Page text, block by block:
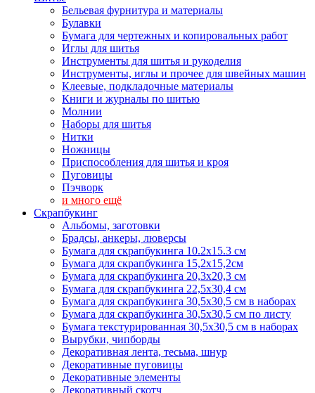
Бельевая фурнитура и материалы
Булавки
Бумага для чертежных и копировальных работ
Иглы для шитья
Инструменты для шитья и рукоделия
Инструменты, иглы и прочее для швейных машин
Клеевые, подкладочные материалы
Книги и журналы по шитью
Молнии
Наборы для шитья
Нитки
Ножницы
Приспособления для шитья и кроя
Пуговицы
Пэчворк
и много ещё
Скрапбукинг
Альбомы, заготовки
Брадсы, анкеры, люверсы
Бумага для скрапбукинга 10.2х15.3 см
Бумага для скрапбукинга 15,2х15,2см
Бумага для скрапбукинга 20,3х20,3 см
Бумага для скрапбукинга 22,5х30,4 см
Бумага для скрапбукинга 30,5х30,5 см в наборах
Бумага для скрапбукинга 30,5х30,5 см по листу
Бумага текстурированная 30,5х30,5 см в наборах
Вырубки, чипборды
Декоративная лента, тесьма, шнур
Декоративные пуговицы
Декоративные элементы
Декоративный скотч